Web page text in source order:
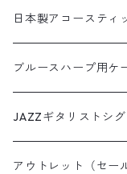
アコギ接続用ヘッド
牛本革ギターストラ
西陣織りシリーズ
ラインストーンシリ
本革ウクレレストラ
革フックウクレレス
プ）
寿司ピック
天むすピック
サムピック＆フィン
サムピック
フィンガーピック
アニマルピック
犬柄ピック
猫柄ピック
ミュージシャンピッ
田辺充邦シグネイチャー
1セット弦
DES-009(09-42)
DES-009(09-42)ピッ
3セットパック弦
DES-309(09-
DES-309(09-42×3SET
日本製アコースティ
3SETパック
ブルースハープ用ケ
JAZZギタリストシ
田辺充邦モデル
アウトレット（セー